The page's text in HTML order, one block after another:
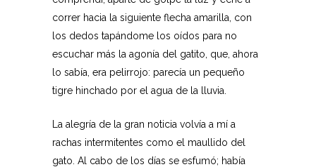
correr hacia la siguiente flecha amarilla, con
los dedos tapándome los oídos para no
escuchar más la agonía del gatito, que, ahora
lo sabía, era pelirrojo: parecía un pequeño
tigre hinchado por el agua de la lluvia.
La alegría de la gran noticia volvía a mí a
rachas intermitentes como el maullido del
gato. Al cabo de los días se esfumó; había